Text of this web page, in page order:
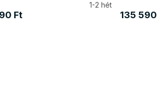
1-2 hét
Ft 135